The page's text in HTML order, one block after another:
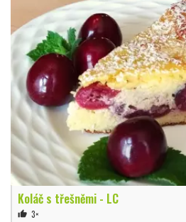
Koláč s třešněmi - LC
thumb_up 3×